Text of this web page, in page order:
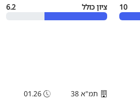
10 ציון כולל 6.2
תמ"א 38